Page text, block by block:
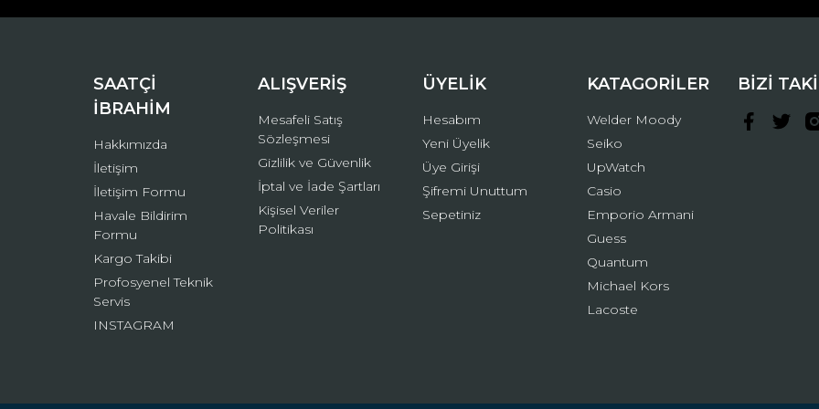
Bu ürüne benzer farklı alternatifler olmalı.
Gönder
SAATÇİ
İBRAHİM
Hakkımızda
İletişim
İletişim Formu
Havale Bildirim
Formu
Kargo Takibi
Profosyenel Teknik
Servis
INSTAGRAM
ALIŞVERİŞ
Mesafeli Satış
Sözleşmesi
Gizlilik ve Güvenlik
İptal ve İade Şartları
Kişisel Veriler
Politikası
ÜYELİK
Hesabım
Yeni Üyelik
Üye Girişi
Şifremi Unuttum
Sepetiniz
KATAGORİLER
Welder Moody
Seiko
UpWatch
Casio
Emporio Armani
Guess
Quantum
Michael Kors
Lacoste
BİZİ